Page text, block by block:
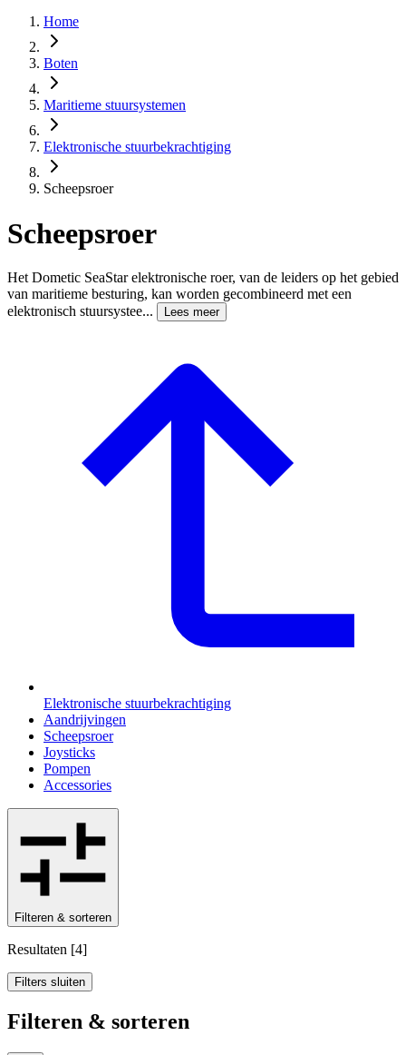
Home
Boten
Maritieme stuursystemen
Elektronische stuurbekrachtiging
Scheepsroer
Scheepsroer
Het Dometic SeaStar elektronische roer, van de leiders op het gebied
van maritieme besturing, kan worden gecombineerd met een
elektronisch stuursystee...
Lees meer
Elektronische stuurbekrachtiging
Aandrijvingen
Scheepsroer
Joysticks
Pompen
Accessories
Filteren & sorteren
Resultaten [4]
Filters sluiten
Filteren & sorteren